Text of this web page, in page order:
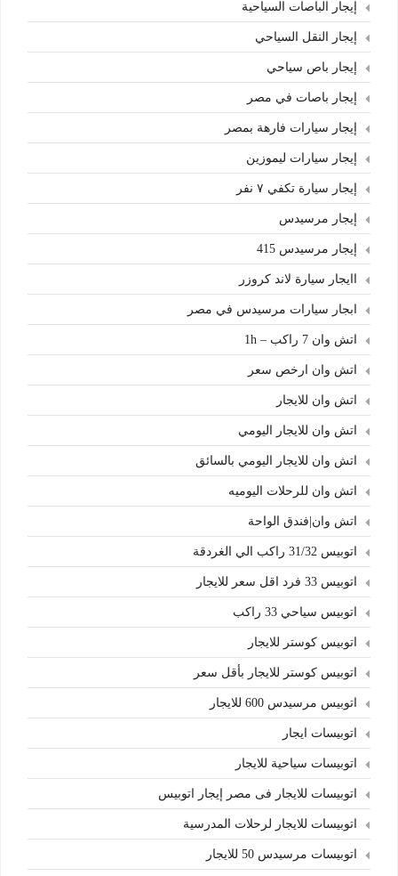
إيجار الباصات السياحية
إيجار النقل السياحي
إيجار باص سياحي
إيجار باصات في مصر
إيجار سيارات فارهة بمصر
إيجار سيارات ليموزين
إيجار سيارة تكفي ٧ نفر
إيجار مرسيدس
إيجار مرسيدس 415
اايجار سيارة لاند كروزر
ابجار سيارات مرسيدس في مصر
اتش وان 7 راكب – 1h
اتش وان ارخص سعر
اتش وان للايجار
اتش وان للايجار اليومي
اتش وان للايجار اليومي بالسائق
اتش وان للرحلات اليوميه
اتش وان|فندق الواحة
اتوبيس 31/32 راكب الي الغردقة
اتوبيس 33 فرد اقل سعر للايجار
اتوبيس سياحي 33 راكب
اتوبيس كوستر للايجار
اتوبيس كوستر للايجار بأقل سعر
اتوبيس مرسيدس 600 للايجار
اتوبيسات ايجار
اتوبيسات سياحية للايجار
اتوبيسات للايجار فى مصر إيجار اتوبيس
اتوبيسات للايجار لرحلات المدرسية
اتوبيسات مرسيدس 50 للايجار